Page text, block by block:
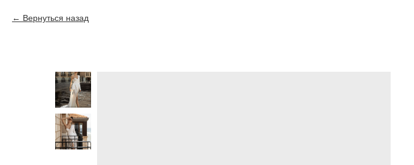
Вернуться назад